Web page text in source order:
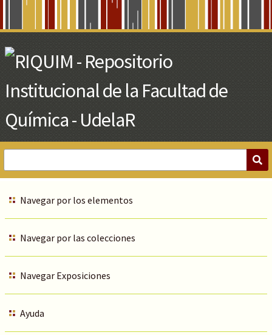
Main
Content
Navegar por los elementos
Navegar por las colecciones
Navegar Exposiciones
Ayuda